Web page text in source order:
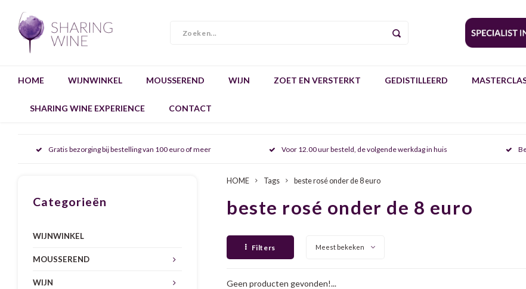
HOME WIJNWINKEL MOUSSEREND WIJN ZOET EN VERSTERKT GEDISTILLEERD
SHARING WINE EXPERIENCE CONTACT
Gratis bezorging bij bestelling van 100 euro of meer Voor 12.00 uur besteld, de volgende werkdag in huis
Categorieën
WIJNWINKEL
MOUSSEREND
WIJN
HOME Tags beste rosé onder de 8 euro
beste rosé onder de 8 euro
Filters Meest bekeken
Geen producten gevonden!...